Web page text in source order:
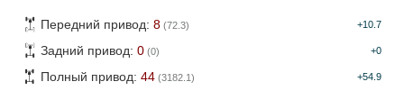
Передний привод: 8 (72.3) +10.7
Задний привод: 0 (0) +0
Полный привод: 44 (3182.1) +54.9